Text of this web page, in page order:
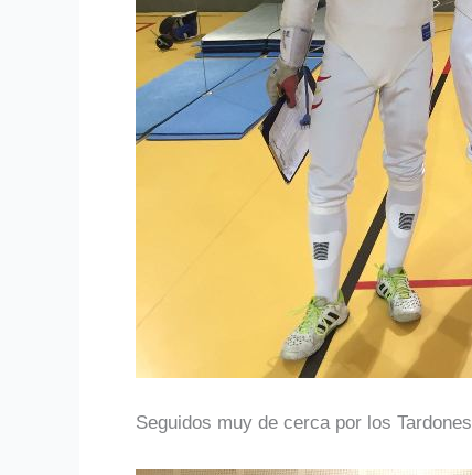
Seguidos muy de cerca por los Tardones